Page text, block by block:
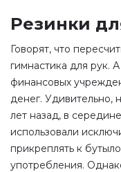
Резинки
Говорят, что
гимнастика для рук.
финансовых
денег. Удивительно,
лет назад, в
использовали
прикреплять к
употребления.